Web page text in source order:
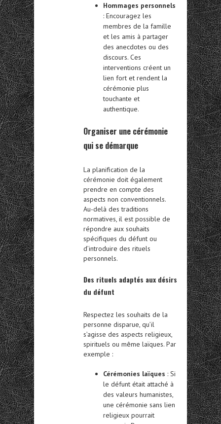
Hommages personnels
: Encouragez les
membres de la famille
et les amis à partager
des anecdotes ou des
discours. Ces
interventions créent un
lien fort et rendent la
cérémonie plus
touchante et
authentique.
Organiser une cérémonie
qui se démarque
La planification de la
cérémonie doit également
prendre en compte des
aspects non conventionnels.
Au-delà des traditions
normatives, il est possible de
répondre aux souhaits
spécifiques du défunt ou
d’introduire des rituels
personnels.
Des rituels adaptés aux désirs
du défunt
Respectez les souhaits de la
personne disparue, qu’il
s’agisse des aspects religieux,
spirituels ou même laïques. Par
exemple :
Cérémonies laïques : Si
le défunt était attaché à
des valeurs humanistes,
une cérémonie sans lien
religieux pourrait